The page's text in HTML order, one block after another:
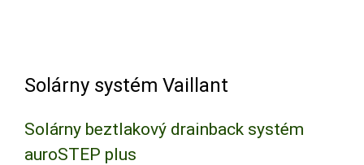
Solárny systém Vaillant
Solárny beztlakový drainback systém
auroSTEP plus